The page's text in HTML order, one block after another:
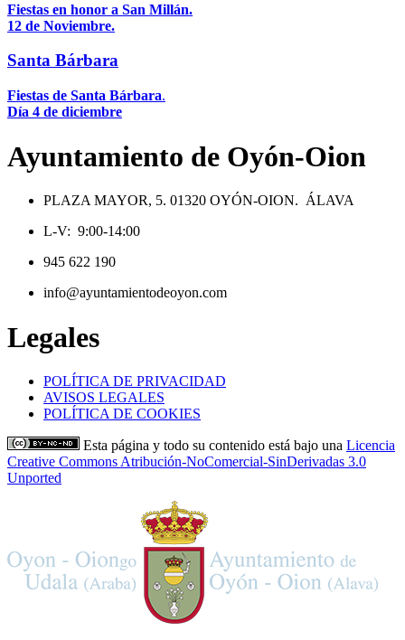
Fiestas en honor a San Millán.
12 de Noviembre.
Santa Bárbara
Fiestas de Santa Bárbara.
Día 4 de diciembre
Ayuntamiento de Oyón-Oion
PLAZA MAYOR, 5. 01320 OYÓN-OION. ÁLAVA
L-V: 9:00-14:00
945 622 190
info@ayuntamientodeoyon.com
Legales
POLÍTICA DE PRIVACIDAD
AVISOS LEGALES
POLÍTICA DE COOKIES
Esta página y todo su contenido está bajo una Licencia
Creative Commons Atribución-NoComercial-SinDerivadas 3.0
Unported